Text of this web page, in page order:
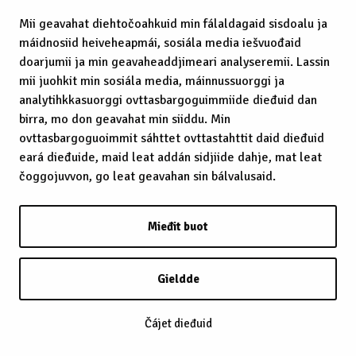
Mii geavahat diehtočoahkuid min fálaldagaid sisdoalu ja
máidnosiid heiveheapmái, sosiála media iešvuođaid
doarjumii ja min geavaheaddjimeari analyseremii. Lassin
mii juohkit min sosiála media, máinnussuorggi ja
analytihkkasuorggi ovttasbargoguimmiide dieđuid dan
birra, mo don geavahat min siiddu. Min
ovttasbargoguoimmit sáhttet ovttastahttit daid dieđuid
eará dieđuide, maid leat addán sidjiide dahje, mat leat
čoggojuvvon, go leat geavahan sin bálvalusaid.
Mieđit buot
Gieldde
Čájet dieđuid